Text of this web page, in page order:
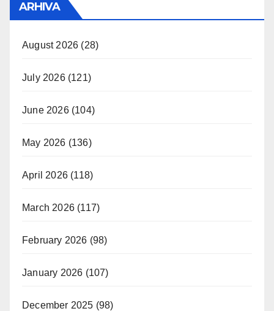
ARHIVA
August 2026 (28)
July 2026(121)
June 2026(104)
May 2026 (136)
April 2026 (118)
March 2026 (117)
February 2026 (98)
January 2026 (107)
December 2025 (98)